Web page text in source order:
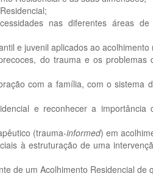
nas diferentes áreas
e juvenil aplicados ao acolhimento
do trauma e os problemas
com a família, com o sistema
e reconhecer a
(trauma-informed) em
à estruturação de uma
de um Acolhimento Residencial de